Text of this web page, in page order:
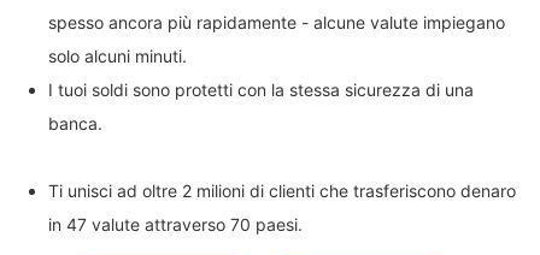
spesso ancora più rapidamente - alcune valute impiegano
solo alcuni minuti.
I tuoi soldi sono protetti con la stessa sicurezza di una
banca.
Ti unisci ad oltre 2 milioni di clienti che trasferiscono denaro
in 47 valute attraverso 70 paesi.